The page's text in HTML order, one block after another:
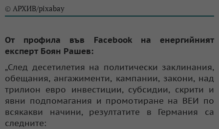
© АРХИВ/pixabay
От профила във Facebook на енергийният
експерт Боян Рашев:
„След десетилетия на политически заклинания,
обещания, ангажименти, кампании, закони, над
трилион евро инвестиции, субсидии, скрити и
явни подпомагания и промотиране на ВЕИ по
всякакви начини, резултатите в Германия са
следните: